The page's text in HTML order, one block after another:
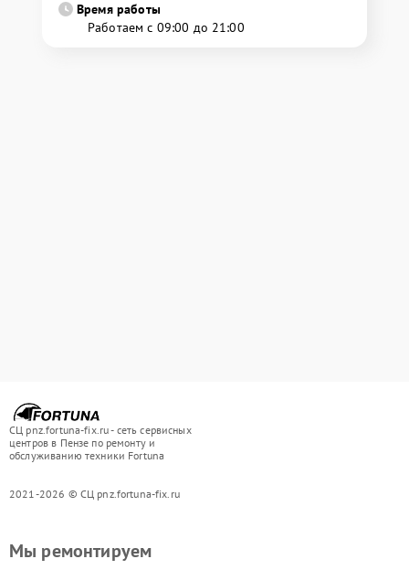
Время работы
Работаем с 09:00 до 21:00
СЦ pnz.fortuna-fix.ru - сеть сервисных
центров в Пензе по ремонту и
обслуживанию техники Fortuna
2021-2026 © СЦ pnz.fortuna-fix.ru
Мы ремонтируем